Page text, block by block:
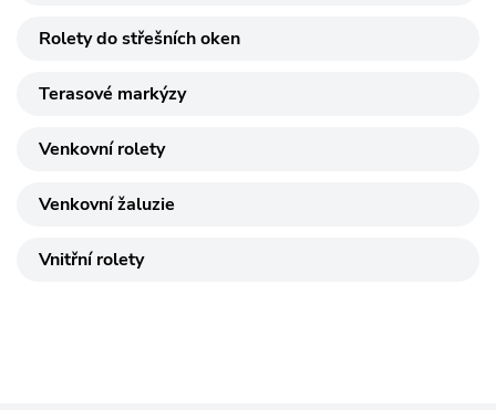
Rolety do střešních oken
Terasové markýzy
Venkovní rolety
Venkovní žaluzie
Vnitřní rolety